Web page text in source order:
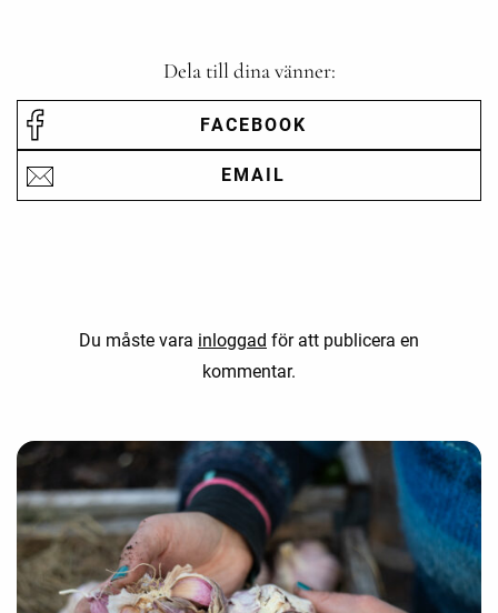
Dela till dina vänner:
FACEBOOK
EMAIL
Du måste vara inloggad för att publicera en
kommentar.